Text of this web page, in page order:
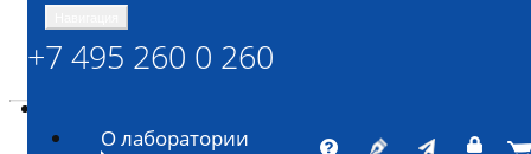
+7 495 260 0 260
О лаборатории